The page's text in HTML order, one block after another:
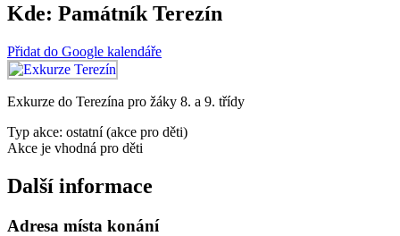
Kde: Památník Terezín
Přidat do Google kalendáře
Exkurze do Terezína pro žáky 8. a 9. třídy
Typ akce: ostatní (akce pro děti)
Akce je vhodná pro děti
Další informace
Adresa místa konání